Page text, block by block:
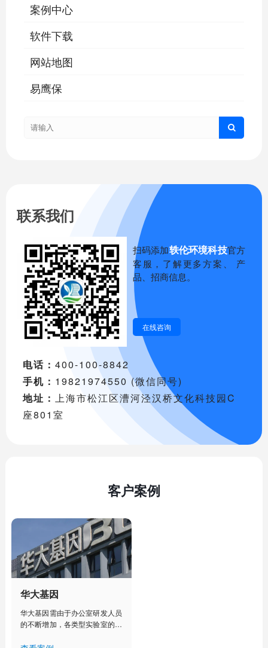
案例中心
软件下载
网站地图
易鹰保
联系我们
扫码添加轶伦环境科技官方
客服，了解更多方案、 产
品、招商信息。
在线咨询
电话： 400-100-8842
手机： 19821974550 (微信同号)
地址： 上海市松江区漕河泾汉桥文化科技园C
座801室
客户案例
华大基因
华大基因需由于办公室研发人员
的不断增加，各类型实验室的建